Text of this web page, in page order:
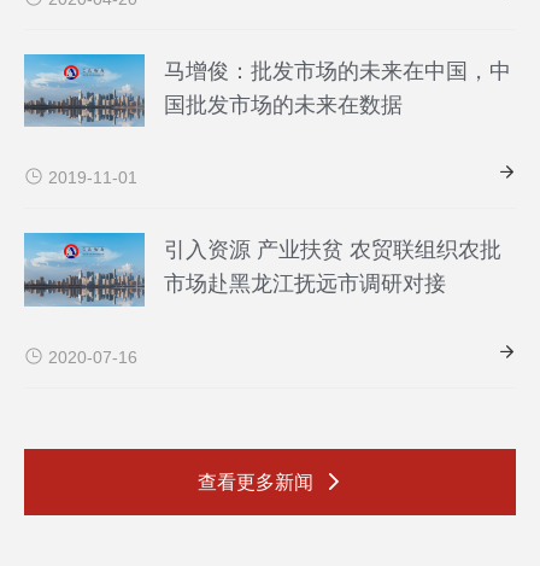
马增俊：批发市场的未来在中国，中
国批发市场的未来在数据
2019-11-01
引入资源 产业扶贫 农贸联组织农批
市场赴黑龙江抚远市调研对接
2020-07-16
查看更多新闻